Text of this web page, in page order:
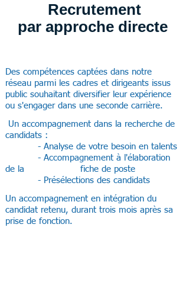
Recrutement
par approche directe
Des compétences captées dans notre
réseau parmi les cadres et dirigeants issus
public souhaitant diversifier leur expérience
ou s'engager dans une seconde carrière.
Un accompagnement dans la recherche de
candidats :
- Analyse de votre besoin en talents
- Accompagnement à l'élaboration
de la fiche de poste
- Présélections des candidats
Un accompagnement en intégration du
candidat retenu, durant trois mois après sa
prise de fonction.​​